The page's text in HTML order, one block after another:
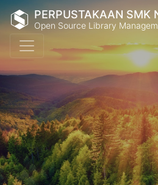
PERPUSTAKAAN SMK
Open Source Library